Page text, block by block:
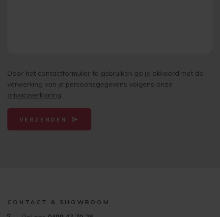
Door het contactformulier te gebruiken ga je akkoord met de
verwerking van je persoonsgegevens volgens onze
privacyverklaring
VERZENDEN
CONTACT & SHOWROOM